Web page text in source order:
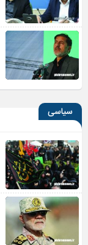
سیاسی